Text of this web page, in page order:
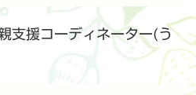
支援コーディネーター(う